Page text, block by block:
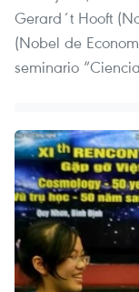
Gerard´t Hooft
(Nobel de
seminario